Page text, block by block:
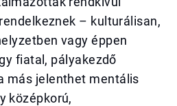
– kulturálisan,
vagy éppen
fiatal, pályakezdő
más jelenthet mentális
középkorú,